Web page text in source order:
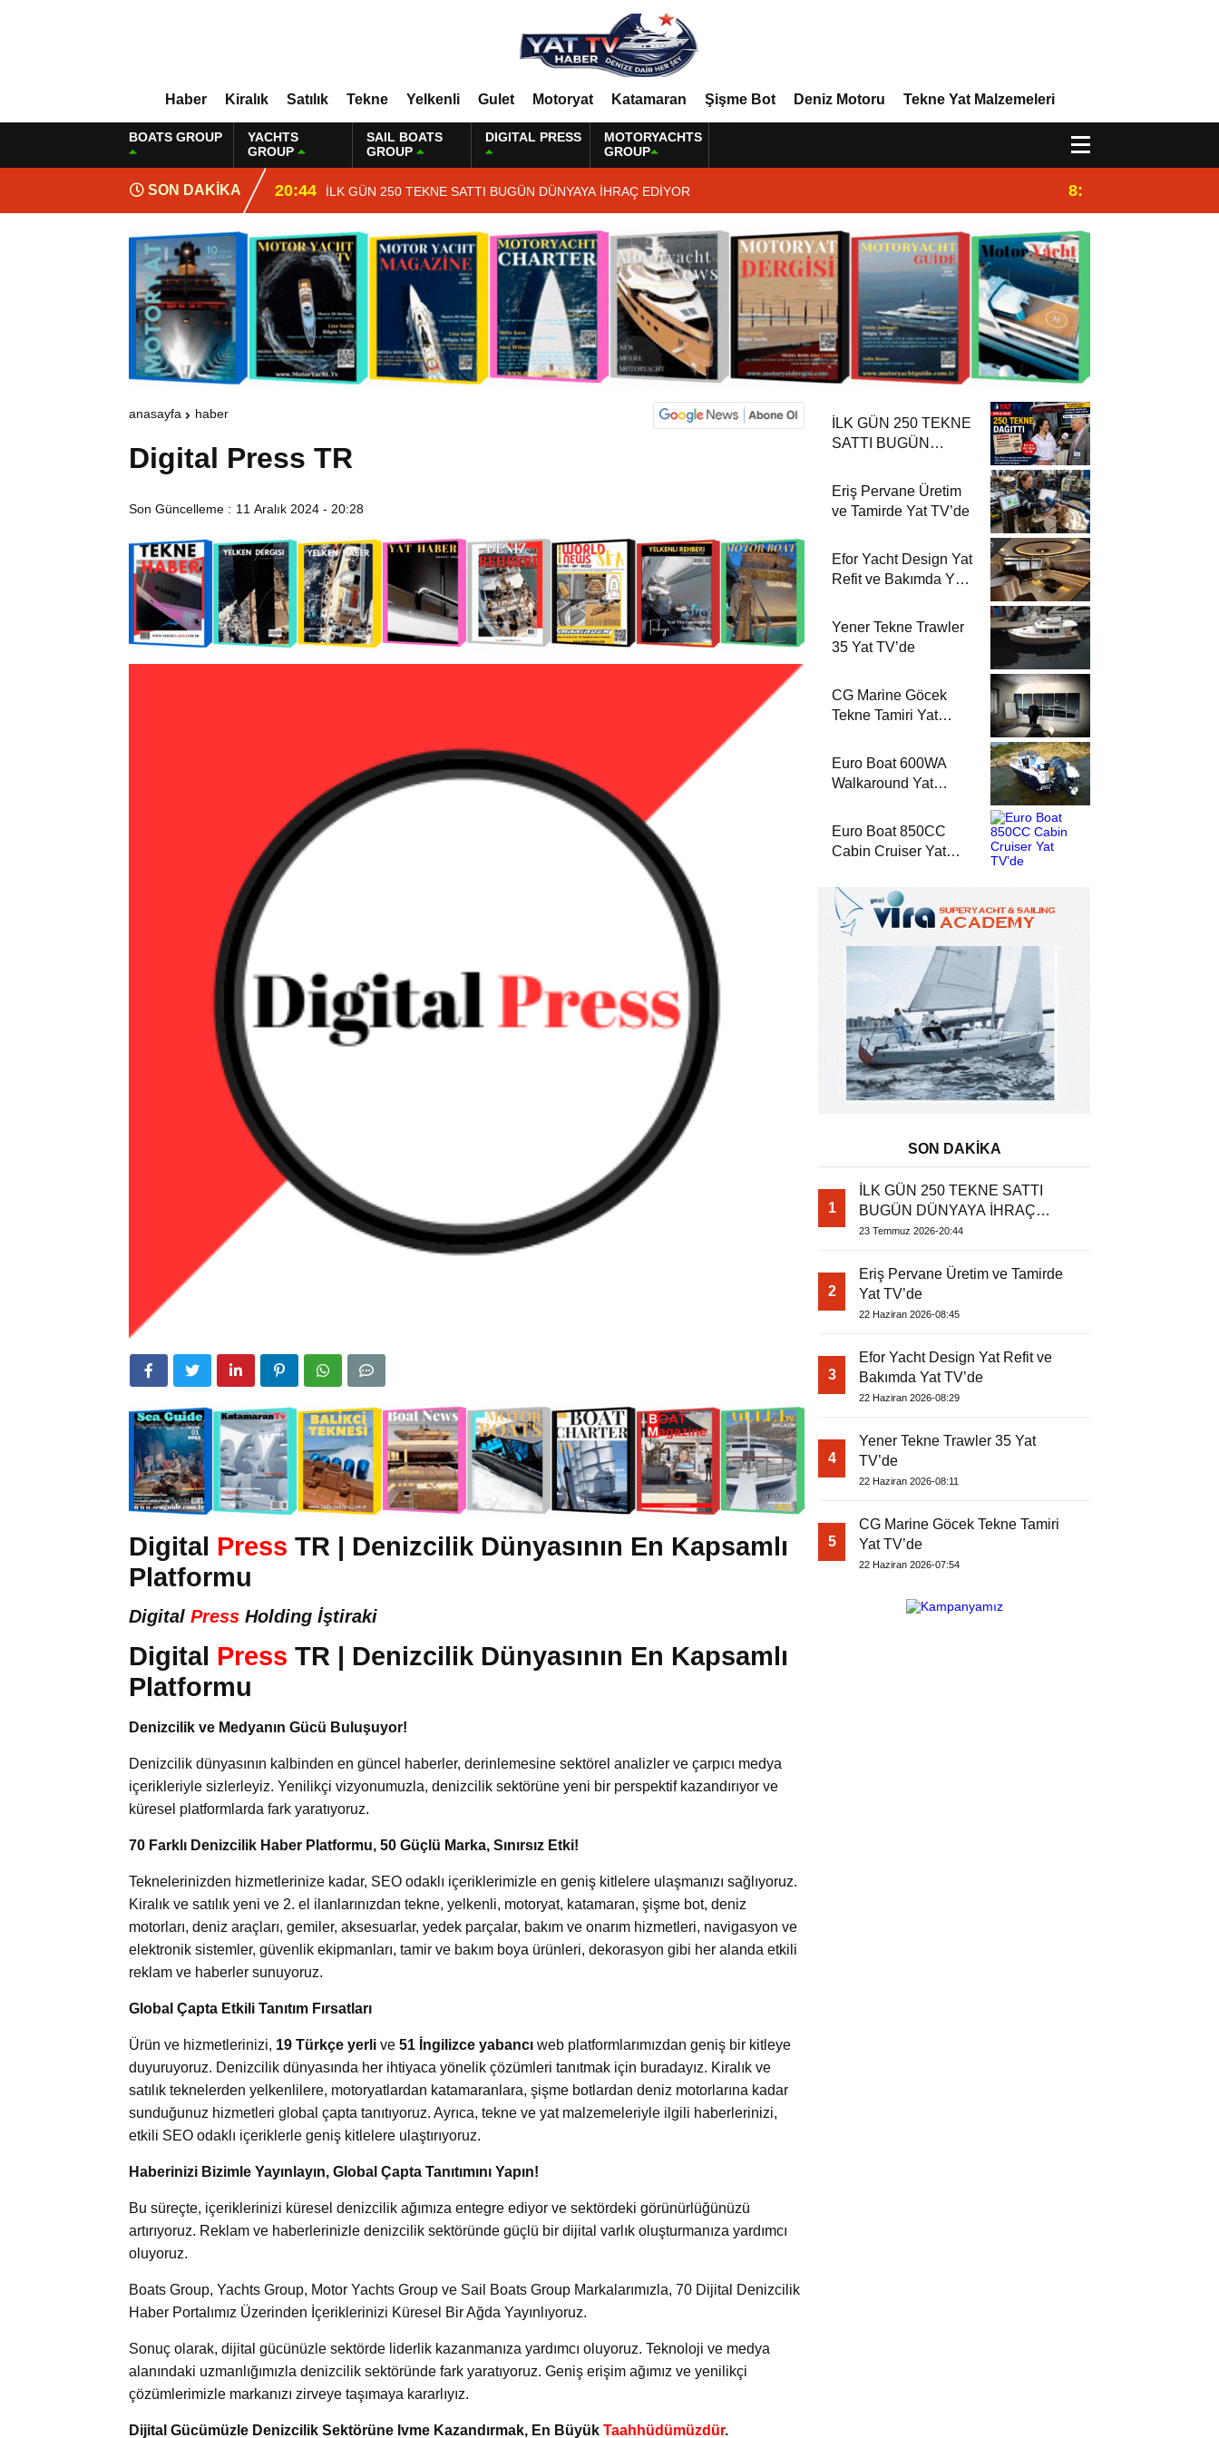
Haber Kiralık Satılık Tekne Yelkenli Gulet Motoryat Katamaran Şişme Bot Deniz Motoru Tekne Yat Malzemeleri
BOATS GROUP
YACHTS
GROUP
SAIL BOATS
GROUP
DIGITAL PRESS
MOTORYACHTS
GROUP
SON DAKİKA 20:44 İLK GÜN 250 TEKNE SATTI BUGÜN DÜNYAYA İHRAÇ EDİYOR 8:45
anasayfa haber
Digital Press TR
Son Güncelleme : 11 Aralık 2024 - 20:28
Digital Press TR | Denizcilik Dünyasının En Kapsamlı
Platformu
Digital Press Holding İştiraki
Digital Press TR | Denizcilik Dünyasının En Kapsamlı
Platformu
Denizcilik ve Medyanın Gücü Buluşuyor!
Denizcilik dünyasının kalbinden en güncel haberler, derinlemesine sektörel analizler ve çarpıcı medya
içerikleriyle sizlerleyiz. Yenilikçi vizyonumuzla, denizcilik sektörüne yeni bir perspektif kazandırıyor ve
küresel platformlarda fark yaratıyoruz.
70 Farklı Denizcilik Haber Platformu, 50 Güçlü Marka, Sınırsız Etki!
Teknelerinizden hizmetlerinize kadar, SEO odaklı içeriklerimizle en geniş kitlelere ulaşmanızı sağlıyoruz.
Kiralık ve satılık yeni ve 2. el ilanlarınızdan tekne, yelkenli, motoryat, katamaran, şişme bot, deniz
motorları, deniz araçları, gemiler, aksesuarlar, yedek parçalar, bakım ve onarım hizmetleri, navigasyon ve
elektronik sistemler, güvenlik ekipmanları, tamir ve bakım boya ürünleri, dekorasyon gibi her alanda etkili
reklam ve haberler sunuyoruz.
Global Çapta Etkili Tanıtım Fırsatları
Ürün ve hizmetlerinizi, 19 Türkçe yerli ve 51 İngilizce yabancı web platformlarımızdan geniş bir kitleye
duyuruyoruz. Denizcilik dünyasında her ihtiyaca yönelik çözümleri tanıtmak için buradayız. Kiralık ve
satılık teknelerden yelkenlilere, motoryatlardan katamaranlara, şişme botlardan deniz motorlarına kadar
sunduğunuz hizmetleri global çapta tanıtıyoruz. Ayrıca, tekne ve yat malzemeleriyle ilgili haberlerinizi,
etkili SEO odaklı içeriklerle geniş kitlelere ulaştırıyoruz.
Haberinizi Bizimle Yayınlayın, Global Çapta Tanıtımını Yapın!
Bu süreçte, içeriklerinizi küresel denizcilik ağımıza entegre ediyor ve sektördeki görünürlüğünüzü
artırıyoruz. Reklam ve haberlerinizle denizcilik sektöründe güçlü bir dijital varlık oluşturmanıza yardımcı
oluyoruz.
Boats Group, Yachts Group, Motor Yachts Group ve Sail Boats Group Markalarımızla, 70 Dijital Denizcilik
Haber Portalımız Üzerinden İçeriklerinizi Küresel Bir Ağda Yayınlıyoruz.
Sonuç olarak, dijital gücünüzle sektörde liderlik kazanmanıza yardımcı oluyoruz. Teknoloji ve medya
alanındaki uzmanlığımızla denizcilik sektöründe fark yaratıyoruz. Geniş erişim ağımız ve yenilikçi
çözümlerimizle markanızı zirveye taşımaya kararlıyız.
Dijital Gücümüzle Denizcilik Sektörüne Ivme Kazandırmak, En Büyük Taahhüdümüzdür.
İLK GÜN 250 TEKNE
SATTI BUGÜN
EDİYOR
Eriş Pervane Üretim
ve Tamirde Yat TV’de
Efor Yacht Design Yat
Refit ve Bakımda Yat
Yener Tekne Trawler
35 Yat TV’de
CG Marine Göcek
Tekne Tamiri Yat
Euro Boat 600WA
Walkaround Yat
Euro Boat 850CC
Cabin Cruiser Yat
SON DAKİKA
1
İLK GÜN 250 TEKNE SATTI
BUGÜN DÜNYAYA İHRAÇ
EDİYOR
23 Temmuz 2026-20:44
2
Eriş Pervane Üretim ve Tamirde
Yat TV’de
22 Haziran 2026-08:45
3
Efor Yacht Design Yat Refit ve
Bakımda Yat TV’de
22 Haziran 2026-08:29
4
Yener Tekne Trawler 35 Yat
TV’de
22 Haziran 2026-08:11
5
CG Marine Göcek Tekne Tamiri
Yat TV’de
22 Haziran 2026-07:54